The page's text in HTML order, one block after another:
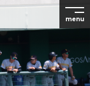
menu